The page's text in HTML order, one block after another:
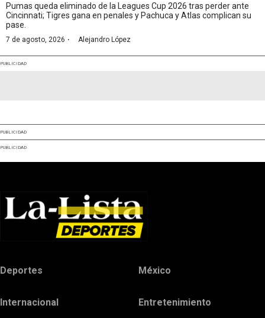
Pumas queda eliminado de la Leagues Cup 2026 tras perder ante
Cincinnati; Tigres gana en penales y Pachuca y Atlas complican su
pase.
7 de agosto, 2026 · Alejandro López
PUBLICIDAD
PUBLICIDAD
PUBLICIDAD
Deportes México
Internacional Entretenimiento